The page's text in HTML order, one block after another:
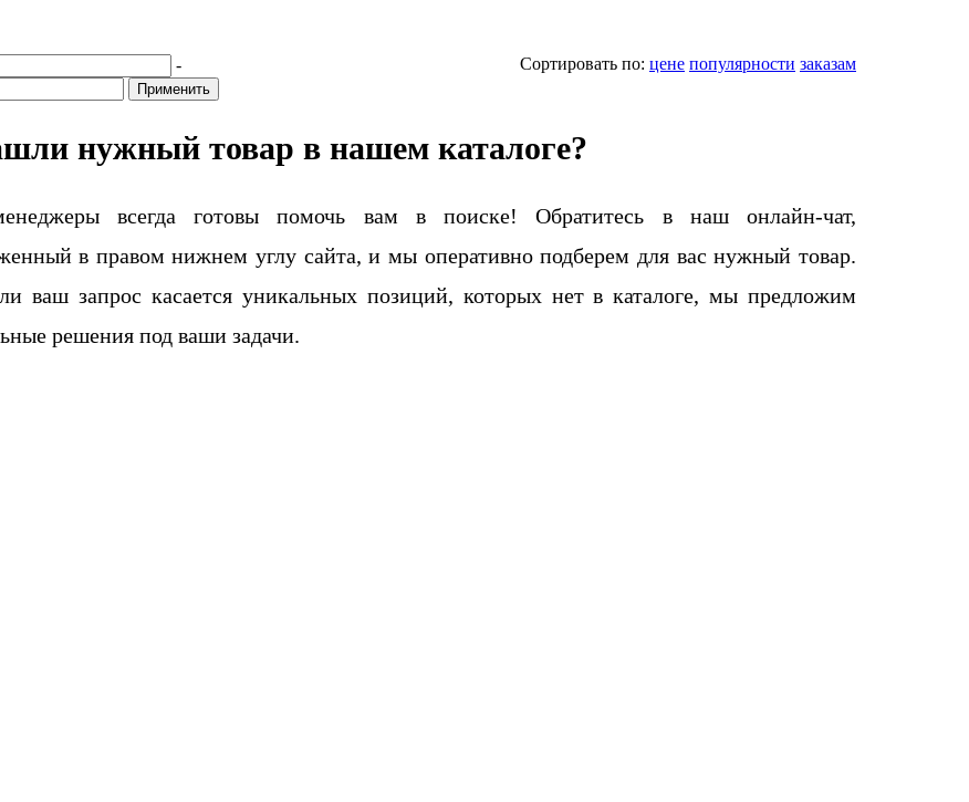
Сортировать по: цене популярности заказам
-
Применить
нужный товар в нашем каталоге?
всегда готовы помочь вам в поиске! Обратитесь в наш онлайн-чат,
в правом нижнем углу сайта, и мы оперативно подберем для вас нужный товар.
ваш запрос касается уникальных позиций, которых нет в каталоге, мы предложим
решения под ваши задачи.